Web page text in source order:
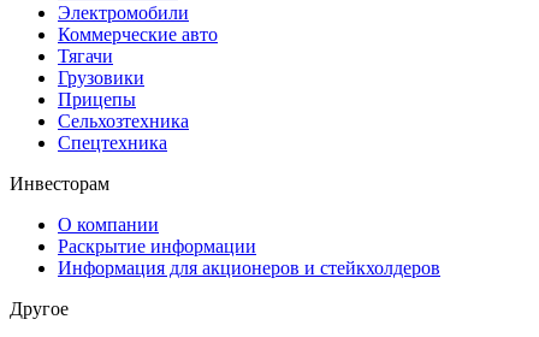
Электромобили
Коммерческие авто
Тягачи
Грузовики
Прицепы
Сельхозтехника
Спецтехника
Инвесторам
О компании
Раскрытие информации
Информация для акционеров и стейкхолдеров
Другое